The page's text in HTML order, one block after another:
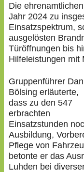
Die
Jahr 2024 zu
Einsatzspektrum,
ausgelösten
Türöffnungen bis
Hilfeleistungen mit
Gruppenführer
Bölsing erläuterte,
dass zu den 547
erbrachten
Einsatzstunden
Ausbildung,
Pflege von
betonte er das
Luhden bei